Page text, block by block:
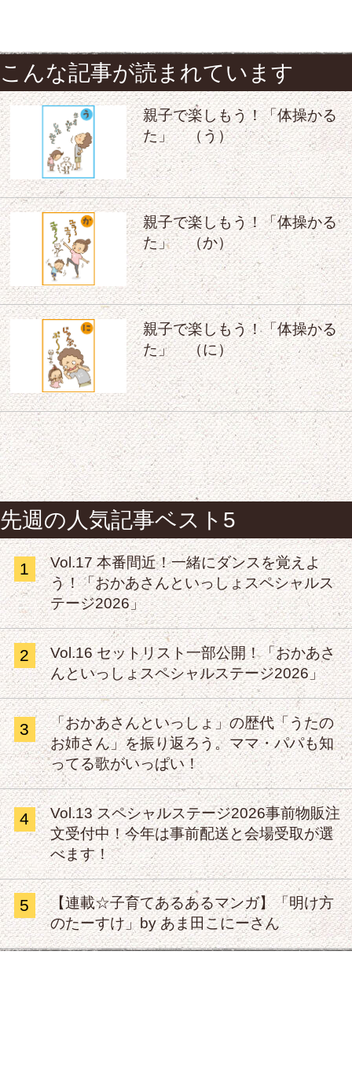
こんな記事が読まれています
親子で楽しもう！「体操かる
た」 （う）
親子で楽しもう！「体操かる
た」 （か）
親子で楽しもう！「体操かる
た」 （に）
先週の人気記事ベスト5
1
Vol.17 本番間近！一緒にダンスを覚えよ
う！「おかあさんといっしょスペシャルス
テージ2026」
2
Vol.16 セットリスト一部公開！「おかあさ
んといっしょスペシャルステージ2026」
3
「おかあさんといっしょ」の歴代「うたの
お姉さん」を振り返ろう。ママ・パパも知
ってる歌がいっぱい！
4
Vol.13 スペシャルステージ2026事前物販注
文受付中！今年は事前配送と会場受取が選
べます！
5
【連載☆子育てあるあるマンガ】「明け方
のたーすけ」by あま田こにーさん